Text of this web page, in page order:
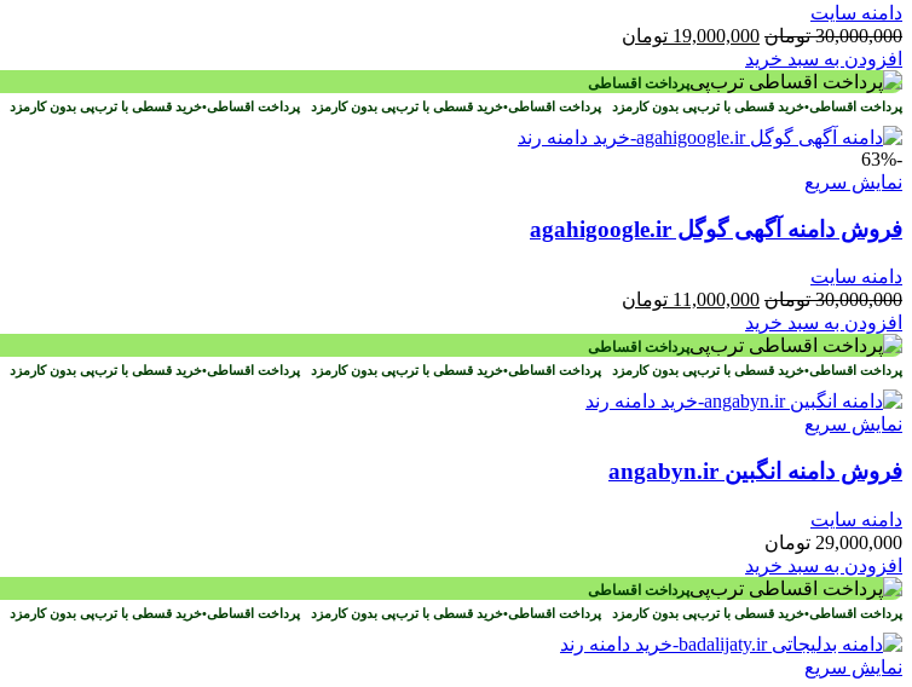
دامنه سایت
30,000,000 تومان قیمت
اصلی
30,000,000 تومان
بود.
19,000,000 تومان
است.
افزودن به سبد خرید
پرداخت اقساطی
پرداخت اقساطی•خرید قسطی با ترب‌پی بدون کارمزد پرداخت اقساطی•خرید قسطی با ترب‌پی بدون کارمزد پرداخت اقساطی•خرید قسطی با ترب‌پی بدون کارمزد
-63%
نمایش سریع
فروش دامنه آگهی گوگل agahigoogle.ir
دامنه سایت
30,000,000 تومان قیمت
اصلی
30,000,000 تومان
بود.
11,000,000 تومان
است.
افزودن به سبد خرید
پرداخت اقساطی
پرداخت اقساطی•خرید قسطی با ترب‌پی بدون کارمزد پرداخت اقساطی•خرید قسطی با ترب‌پی بدون کارمزد پرداخت اقساطی•خرید قسطی با ترب‌پی بدون کارمزد
نمایش سریع
فروش دامنه انگبین angabyn.ir
دامنه سایت
29,000,000 تومان
افزودن به سبد خرید
پرداخت اقساطی
پرداخت اقساطی•خرید قسطی با ترب‌پی بدون کارمزد پرداخت اقساطی•خرید قسطی با ترب‌پی بدون کارمزد پرداخت اقساطی•خرید قسطی با ترب‌پی بدون کارمزد
نمایش سریع